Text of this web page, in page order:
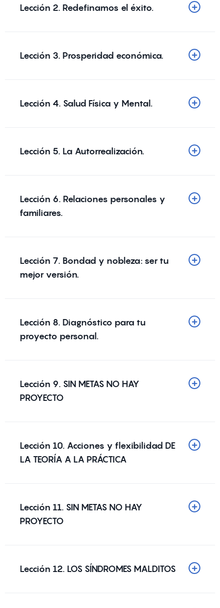
Lección 2. Redefinamos el éxito.
Lección 3. Prosperidad económica.
Lección 4. Salud Física y Mental.
Lección 5. La Autorrealización.
Lección 6. Relaciones personales y
familiares.
Lección 7. Bondad y nobleza: ser tu
mejor versión.
Lección 8. Diagnóstico para tu
proyecto personal.
Lección 9. SIN METAS NO HAY
PROYECTO
Lección 10. Acciones y flexibilidad DE
LA TEORÍA A LA PRÁCTICA
Lección 11. SIN METAS NO HAY
PROYECTO
Lección 12. LOS SÍNDROMES MALDITOS